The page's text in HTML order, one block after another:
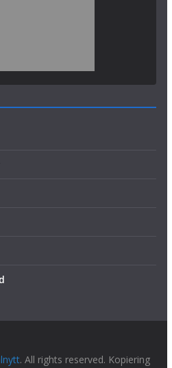
. All rights reserved. Kopiering